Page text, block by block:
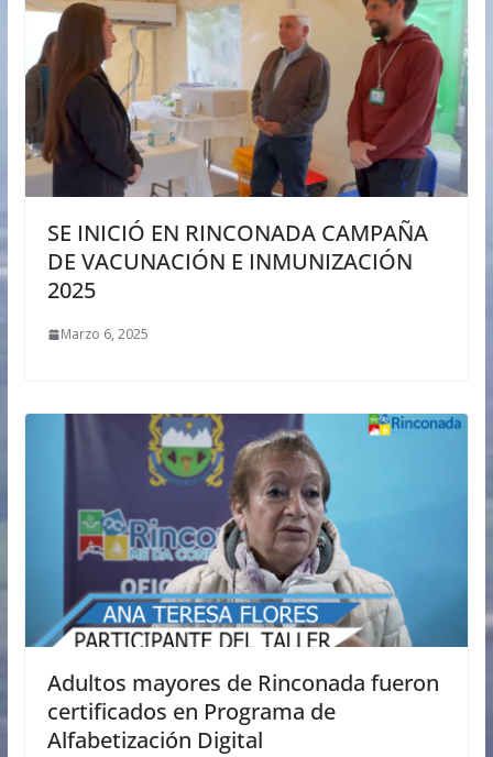
SE INICIÓ EN RINCONADA CAMPAÑA
DE VACUNACIÓN E INMUNIZACIÓN
2025
Marzo 6, 2025
Adultos mayores de Rinconada fueron
certificados en Programa de
Alfabetización Digital